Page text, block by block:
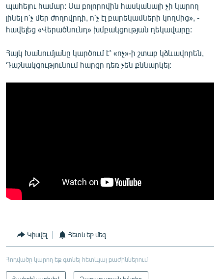
պահելու համար: Սա բոլորովին հասկանալի չի կարող
լինել ո՛չ մեր ժողովրդի, ո՛չ էլ բարեկամների կողմից», -
հավելեց «Վերածնունդ» խմբակցության ղեկավարը:
Հայկ Խանումյանը կարծում է՝ «ոչ»-ի շտաբ կձևավորեն,
Դաշնակցությունում հարցը դեռ չեն քննարկել:
Կիսվել Հետևեք մեզ
Հոդվածը կարող եք գտնել հետևյալ բաժիններում